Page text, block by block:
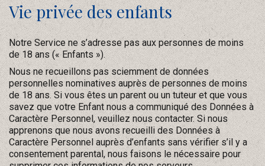
Vie privée des enfants
Notre Service ne s’adresse pas aux personnes de moins
de 18 ans (« Enfants »).
Nous ne recueillons pas sciemment de données
personnelles nominatives auprès de personnes de moins
de 18 ans. Si vous êtes un parent ou un tuteur et que vous
savez que votre Enfant nous a communiqué des Données à
Caractère Personnel, veuillez nous contacter. Si nous
apprenons que nous avons recueilli des Données à
Caractère Personnel auprès d’enfants sans vérifier s’il y a
consentement parental, nous faisons le nécessaire pour